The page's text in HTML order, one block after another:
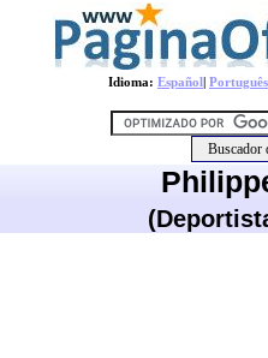
Idioma: Español| Português